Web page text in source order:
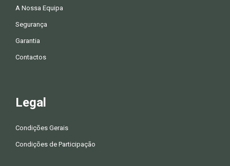
A Nossa Equipa
Segurança
Garantia
Contactos
Legal
Condições Gerais
Condições de Participação